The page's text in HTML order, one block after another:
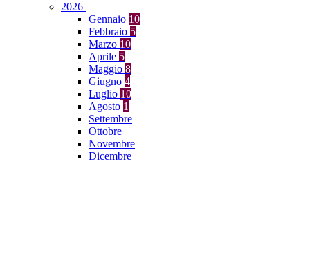
2026
Gennaio 10
Febbraio 5
Marzo 10
Aprile 5
Maggio 8
Giugno 4
Luglio 10
Agosto 1
Settembre
Ottobre
Novembre
Dicembre